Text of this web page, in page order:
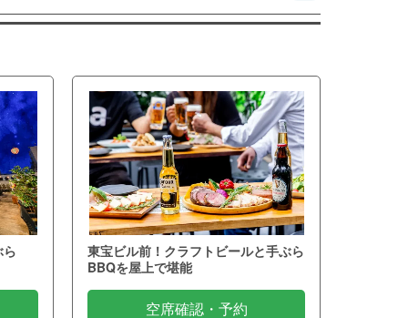
東宝ビル前！クラフトビールと手ぶら
BBQを屋上で堪能
空席確認・予約